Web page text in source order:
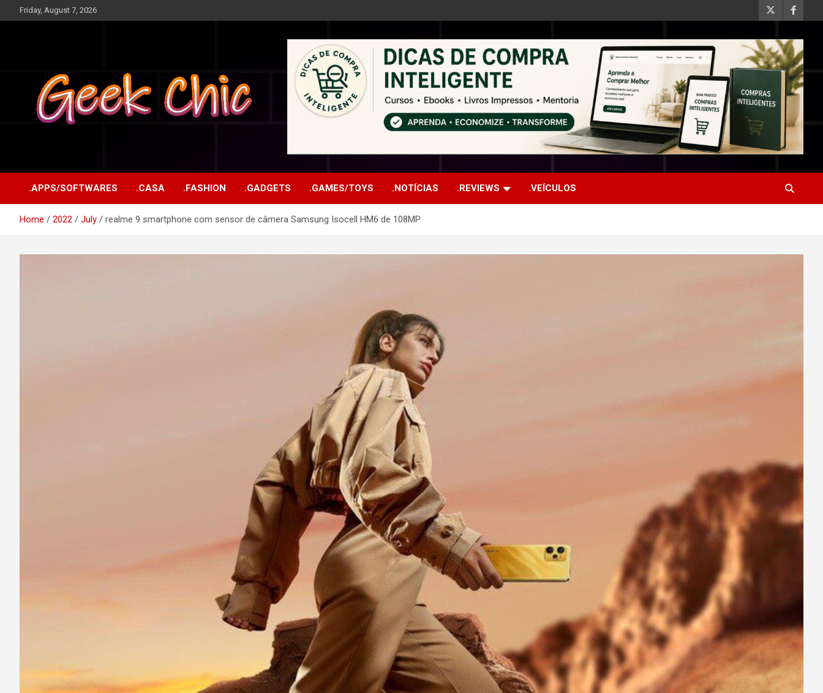
to
Friday, August 7, 2026
.APPS/SOFTWARES .CASA .FASHION .GADGETS .GAMES/TOYS .NOTÍCIAS .REVIEWS .VEÍCULOS
Home 2022 July realme 9 smartphone com sensor de câmera Samsung Isocell HM6 de 108MP